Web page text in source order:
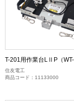
T-201用作業台LⅡP（
住友電工
商品コード：11133000